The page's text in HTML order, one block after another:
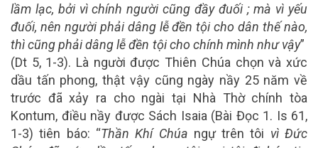
lầm lạc, bởi vì chính người cũng đầy đuối ; mà vì yếu
đuối, nên người phải dâng lễ đền tội cho dân thế nào,
thì cũng phải dâng lễ đền tội cho chính mình như vậy”
(Dt 5, 1-3). Là người được Thiên Chúa chọn và xức
dầu tấn phong, thật vậy cũng ngày nầy 25 năm về
trước đã xảy ra cho ngài tại Nhà Thờ chính tòa
Kontum, điều nầy được Sách Isaia (Bài Đọc 1. Is 61,
1-3) tiên báo: “Thần Khí Chúa ngự trên tôi vì Đức